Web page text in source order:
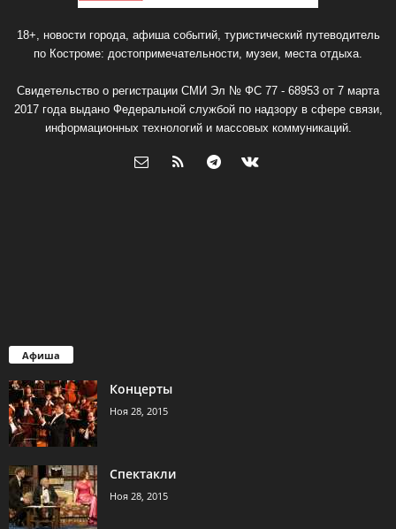
18+, новости города, афиша событий, туристический путеводитель
по Костроме: достопримечательности, музеи, места отдыха.
Свидетельство о регистрации СМИ Эл № ФС 77 - 68953 от 7 марта
2017 года выдано Федеральной службой по надзору в сфере связи,
информационных технологий и массовых коммуникаций.
Афиша
Концерты
Ноя 28, 2015
Спектакли
Ноя 28, 2015